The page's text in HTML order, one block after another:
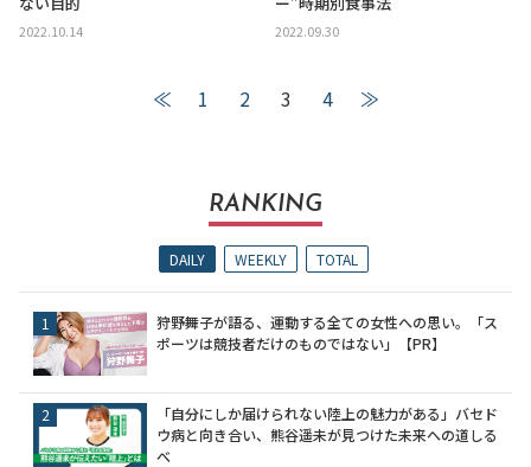
2022.10.14 2022.09.30
≪ 1 2 3 4 ≫
RANKING
DAILY WEEKLY TOTAL
狩野舞子が語る、運動する全ての女性への思い。「ス
ポーツは競技者だけのものではない」【PR】
「自分にしか届けられない陸上の魅力がある」バセド
ウ病と向き合い、熊谷遥未が見つけた未来への道しる
べ